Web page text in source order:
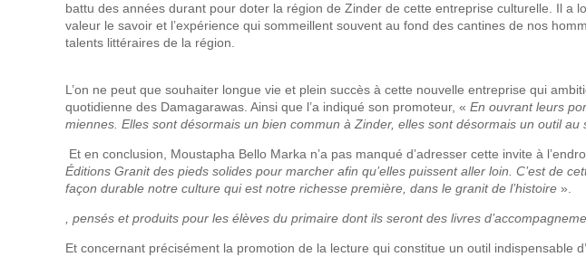
battu des années durant pour doter la région de Zinder de cette entreprise culturelle. Il a
valeur le savoir et l’expérience qui sommeillent souvent au fond des cantines de nos
talents littéraires de la région.
L’on ne peut que souhaiter longue vie et plein succès à cette nouvelle entreprise qui
quotidienne des Damagarawas. Ainsi que l’a indiqué son promoteur, « En ouvrant leurs
miennes. Elles sont désormais un bien commun à Zinder, elles sont désormais un outil
Et en conclusion, Moustapha Bello Marka n’a pas manqué d’adresser cette invite à
Éditions Granit des pieds solides pour marcher afin qu’elles puissent aller loin. C’est de
façon durable notre culture qui est notre richesse première, dans le granit de l’histoire ».
, pensés et produits pour les élèves du primaire dont ils seront des livres
Et concernant précisément la promotion de la lecture qui constitue un outil indispensable